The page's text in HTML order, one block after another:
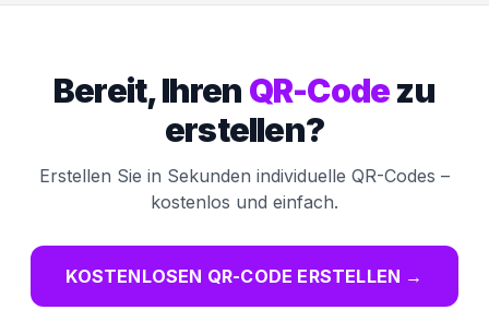
Bereit, Ihren QR-Codezu
erstellen?
Erstellen Sie in Sekunden individuelle QR-Codes –
kostenlos und einfach.
KOSTENLOSEN QR-CODE ERSTELLEN →